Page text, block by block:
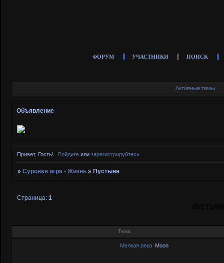
ФОРУМ УЧАСТНИКИ ПОИСК
Активные темы
Объявление
Привет, Гость! Войдитеили зарегистрируйтесь.
»Суровая игра - Жизнь » Пустыня
Страница:1
Тема
Мелкая река Moon